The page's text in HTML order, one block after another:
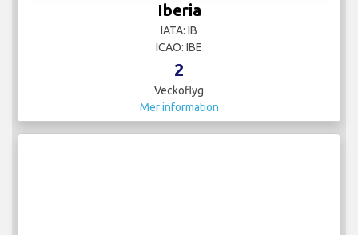
Iberia
IATA: IB
ICAO: IBE
2
Veckoflyg
Mer information